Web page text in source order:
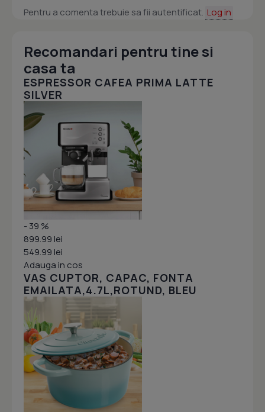
Pentru a comenta trebuie sa fii autentificat. Log in
Recomandari pentru tine si
casa ta
ESPRESSOR CAFEA PRIMA LATTE
SILVER
- 39 %
899.99 lei
549.99 lei
Adauga in cos
VAS CUPTOR, CAPAC, FONTA
EMAILATA,4.7L,ROTUND, BLEU